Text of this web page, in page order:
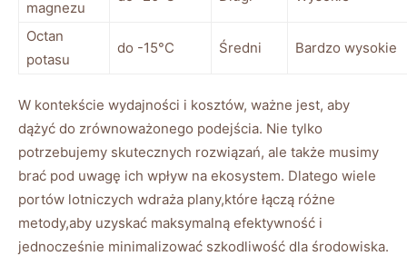
magnezu
Octan
potasu
do -15°C Średni Bardzo wysokie
W⁤ kontekście wydajności i kosztów, ważne jest, aby
dążyć do zrównoważonego podejścia. Nie‌ tylko
potrzebujemy skutecznych ‍rozwiązań, ‌ale także musimy
brać pod uwagę ich wpływ na ekosystem. Dlatego wiele
portów lotniczych wdraża plany,które‍ łączą różne‌
metody,aby uzyskać maksymalną efektywność i
jednocześnie minimalizować ⁢szkodliwość dla środowiska.